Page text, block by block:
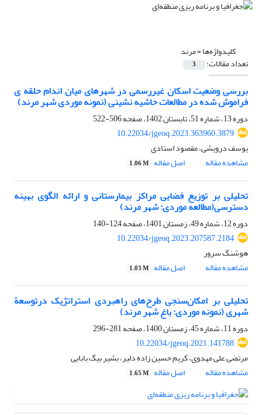
کلیدواژه‌ها =مرند
تعداد مقالات: 3
بررسی وضعیت اسکان غیررسمی در شهرهای میان اندام حلقه ی
فراموش شده در مطالعات حاشیه نشینی (نمونه موردی شهر مرند)
دوره 13، شماره 51، تابستان 1402، صفحه
506-522
10.22034/jgeoq.2023.363960.3879
یوسف درویشی، مقصود استادی
مشاهده مقاله
اصل مقاله 1.06 M
تحلیلی بر توزیع فضایی مراکز بیمارستانی و ارائه الگوی بهینه
دسترسی(مطالعه موردی: شهر مرند)
دوره 12، شماره 49، زمستان 1401، صفحه
124-140
10.22034/jgeoq.2023.207587.2184
هوشنگ سرور
مشاهده مقاله
اصل مقاله 1.03 M
تحلیلی بر امکان‌سنجی طرح‌های راهبردی استراتژیک درتوسعة
شهری (نمونه موردی: باغ شهر مرند)
دوره 11، شماره 45، زمستان 1400، صفحه
281-296
10.22034/jgeoq.2021.141788
مرتضی علی مهدوی، کریم حسین زاده دلیر، بشیر بیگ بابایی
مشاهده مقاله
اصل مقاله 1.65 M